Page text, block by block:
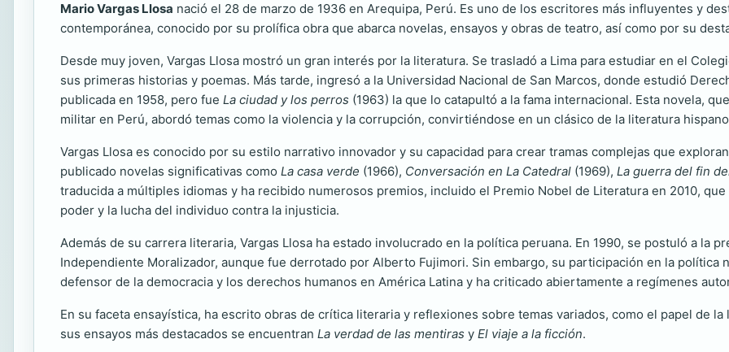
Mario Vargas Llosa nació el 28 de marzo de 1936 en Arequipa, Perú. Es uno de los escritores más influyentes y
contemporánea, conocido por su prolífica obra que abarca novelas, ensayos y obras de teatro, así como por su
Desde muy joven, Vargas Llosa mostró un gran interés por la literatura. Se trasladó a Lima para estudiar en el
sus primeras historias y poemas. Más tarde, ingresó a la Universidad Nacional de San Marcos, donde estudió
publicada en 1958, pero fue La ciudad y los perros (1963) la que lo catapultó a la fama internacional. Esta novela,
militar en Perú, abordó temas como la violencia y la corrupción, convirtiéndose en un clásico de la literatura
Vargas Llosa es conocido por su estilo narrativo innovador y su capacidad para crear tramas complejas que
publicado novelas significativas como La casa verde (1966), Conversación en La Catedral (1969), La guerra del fin
traducida a múltiples idiomas y ha recibido numerosos premios, incluido el Premio Nobel de Literatura en 2010,
poder y la lucha del individuo contra la injusticia.
Además de su carrera literaria, Vargas Llosa ha estado involucrado en la política peruana. En 1990, se postuló a la
Independiente Moralizador, aunque fue derrotado por Alberto Fujimori. Sin embargo, su participación en la política
defensor de la democracia y los derechos humanos en América Latina y ha criticado abiertamente a regímenes
En su faceta ensayística, ha escrito obras de crítica literaria y reflexiones sobre temas variados, como el papel de
sus ensayos más destacados se encuentran La verdad de las mentiras y El viaje a la ficción.